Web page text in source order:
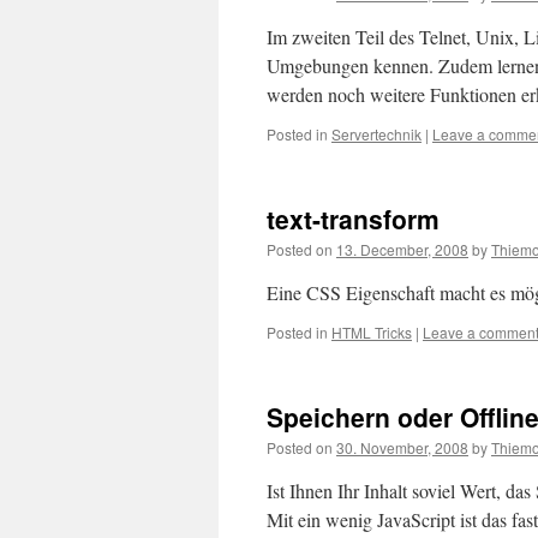
Im zweiten Teil des Telnet, Unix,
Umgebungen kennen. Zudem
werden noch weitere Funktionen
Posted in Servertechnik | Leave a
text-transform
Posted on 13. December, 2008 by
Eine CSS Eigenschaft macht es
Posted in HTML Tricks | Leave a comment
Speichern oder
Posted on 30. November, 2008 by
Ist Ihnen Ihr Inhalt soviel Wert,
Mit ein wenig JavaScript ist das